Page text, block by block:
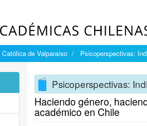
de Valparaíso Psicoperspectivas:
Psicoperspectivas:
Haciendo género,
académico en Chile